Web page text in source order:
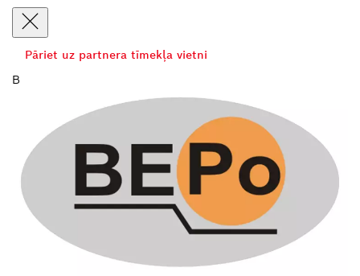
Pāriet uz partnera tīmekļa vietni
B